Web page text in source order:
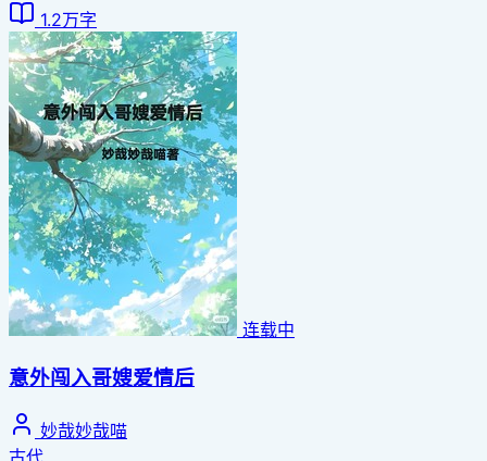
1.2万字
连载中
意外闯入哥嫂爱情后
妙哉妙哉喵